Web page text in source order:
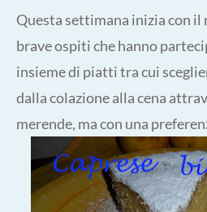
Questa settimana inizia con
brave ospiti che hanno
insieme di piatti tra cui
dalla colazione alla cena
merende, ma con una